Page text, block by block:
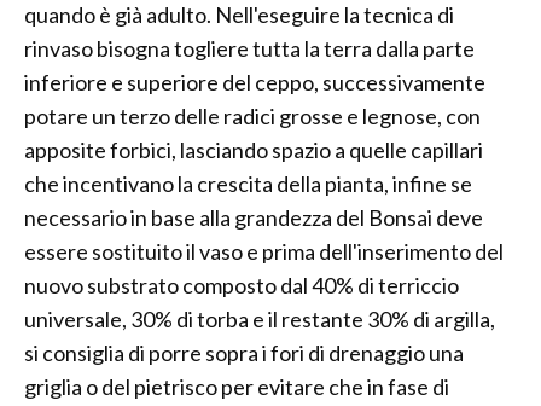
quando è già adulto. Nell'eseguire la tecnica di
rinvaso bisogna togliere tutta la terra dalla parte
inferiore e superiore del ceppo, successivamente
potare un terzo delle radici grosse e legnose, con
apposite forbici, lasciando spazio a quelle capillari
che incentivano la crescita della pianta, infine se
necessario in base alla grandezza del Bonsai deve
essere sostituito il vaso e prima dell'inserimento del
nuovo substrato composto dal 40% di terriccio
universale, 30% di torba e il restante 30% di argilla,
si consiglia di porre sopra i fori di drenaggio una
griglia o del pietrisco per evitare che in fase di